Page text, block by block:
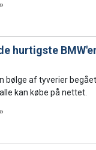
»
hurtigste
bølge af tyverier
kan købe på nettet.
»